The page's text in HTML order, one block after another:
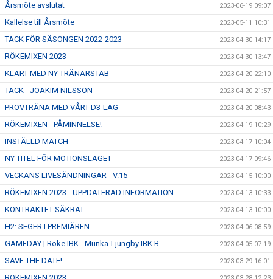
Årsmöte avslutat 2023-06-19 09:07
Kallelse till Årsmöte 2023-05-11 10:31
TACK FÖR SÄSONGEN 2022-2023 2023-04-30 14:17
RÖKEMIXEN 2023 2023-04-30 13:47
KLART MED NY TRÄNARSTAB 2023-04-20 22:10
TACK - JOAKIM NILSSON 2023-04-20 21:57
PROVTRÄNA MED VÅRT D3-LAG 2023-04-20 08:43
RÖKEMIXEN - PÅMINNELSE! 2023-04-19 10:29
INSTÄLLD MATCH 2023-04-17 10:04
NY TITEL FÖR MOTIONSLAGET 2023-04-17 09:46
VECKANS LIVESÄNDNINGAR - V.15 2023-04-15 10:00
RÖKEMIXEN 2023 - UPPDATERAD INFORMATION 2023-04-13 10:33
KONTRAKTET SÄKRAT 2023-04-13 10:00
H2: SEGER I PREMIÄREN 2023-04-06 08:59
GAMEDAY | Röke IBK - Munka-Ljungby IBK B 2023-04-05 07:19
SAVE THE DATE! 2023-03-29 16:01